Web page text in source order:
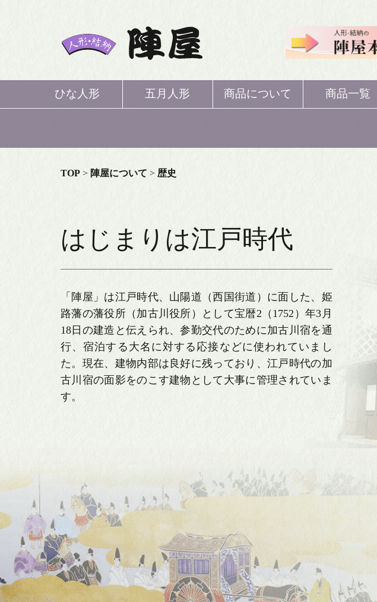
ひな人形 五月人形 商品について
結納
日本人形
破魔弓
羽子板
人形ケース
商品一覧
日本人形
羽子板
人形ケース
TOP > 陣屋について > 歴史
はじまりは江戸時代
「陣屋」は江戸時代、山陽道（西国街道）に面した、姫
路藩の藩役所（加古川役所）として宝暦2（1752）年3月
18日の建造と伝えられ、参勤交代のために加古川宿を通
行、宿泊する大名に対する応接などに使われていまし
た。現在、建物内部は良好に残っており、江戸時代の加
古川宿の面影をのこす建物として大事に管理されていま
す。